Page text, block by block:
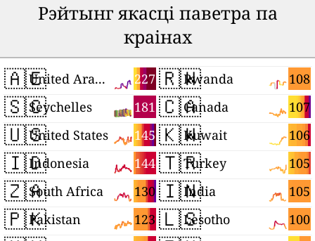
Рэйтынг якасці паветра па
краінах
🇦🇪 227
United Arab Emirates
🇸🇨 181
Seychelles
🇺🇸 145
United States
🇮🇩 144
Indonesia
🇿🇦 130
South Africa
🇵🇰 123
Pakistan
🇷🇼 108
Rwanda
🇨🇦 107
Canada
🇰🇼 106
Kuwait
🇹🇷 105
Turkey
🇮🇳 105
India
🇱🇸 100
Lesotho